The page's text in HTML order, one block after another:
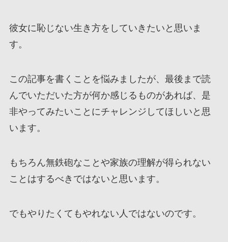
彼女に恥じない生き方をしていきたいと思いま
す。
この記事を書くことを悩みましたが、最後まで読
んでいただいた方が何か感じるものがあれば、是
非やってみたいことにチャレンジしてほしいと思
います。
もちろん無鉄砲なことや家族の理解が得られない
ことはするべきではないと思います。
でもやりたくてもやれない人ではないのです。